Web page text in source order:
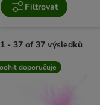
Filtrovat
1 - 37 of 37 výsledků
product items have been
doporučuje